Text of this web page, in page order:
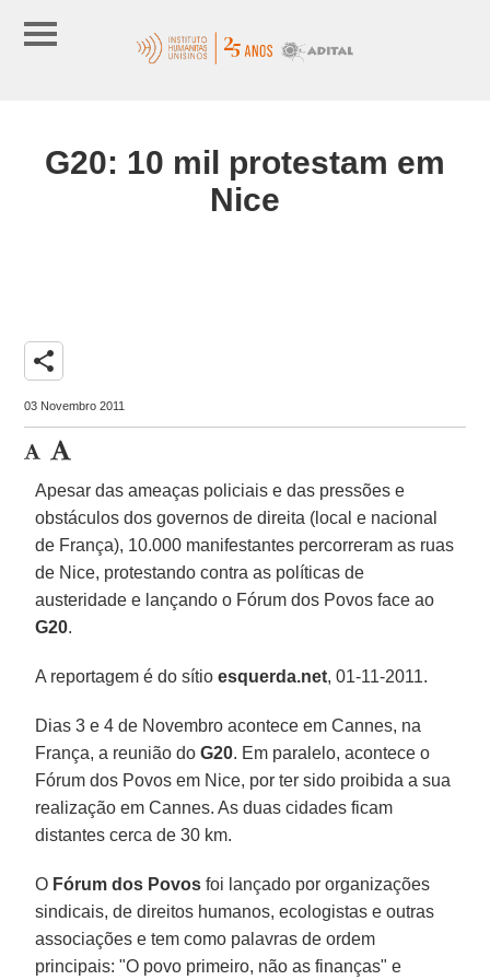
G20: 10 mil protestam em
Nice
share
03 Novembro 2011
Apesar das ameaças policiais e das pressões e
obstáculos dos governos de direita (local e nacional
de França), 10.000 manifestantes percorreram as ruas
de Nice, protestando contra as políticas de
austeridade e lançando o Fórum dos Povos face ao
G20.
A reportagem é do sítioesquerda.net, 01-11-2011.
Dias 3 e 4 de Novembro acontece emCannes, na
França, a reunião doG20. Em paralelo, acontece o
Fórum dos Povos em Nice, por ter sido proibida a sua
realização em Cannes. As duas cidades ficam
distantes cerca de 30 km.
O Fórum dos Povos foi lançado por organizações
sindicais, de direitos humanos, ecologistas e outras
associações e tem como palavras de ordem
principais: "O povo primeiro, não as finanças" e